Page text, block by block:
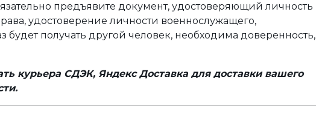
предъявите документ, удостоверяющий личность
удостоверение личности военнослужащего,
будет получать другой человек, необходима доверенность,
курьера СДЭК, Яндекс Доставка для доставки вашего